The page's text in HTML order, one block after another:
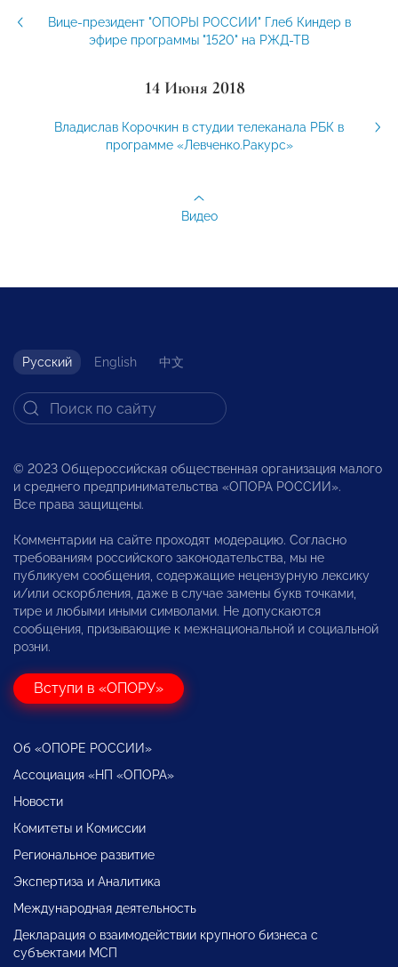
Вице-президент "ОПОРЫ РОССИИ" Глеб Киндер в
эфире программы "1520" на РЖД-ТВ
14 Июня 2018
Владислав Корочкин в студии телеканала РБК в
программе «Левченко.Ракурс»
Видео
Русский English 中文
© 2023 Общероссийская общественная организация малого
и среднего предпринимательства «ОПОРА РОССИИ».
Все права защищены.
Комментарии на сайте проходят модерацию. Согласно
требованиям российского законодательства, мы не
публикуем сообщения, содержащие нецензурную лексику
и/или оскорбления, даже в случае замены букв точками,
тире и любыми иными символами. Не допускаются
сообщения, призывающие к межнациональной и социальной
розни.
Вступи в «ОПОРУ»
Об «ОПОРЕ РОССИИ»
Ассоциация «НП «ОПОРА»
Новости
Комитеты и Комиссии
Региональное развитие
Экспертиза и Аналитика
Международная деятельность
Декларация о взаимодействии крупного бизнеса с
субъектами МСП